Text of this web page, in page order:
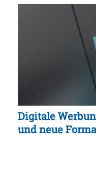
Digitale
und neue